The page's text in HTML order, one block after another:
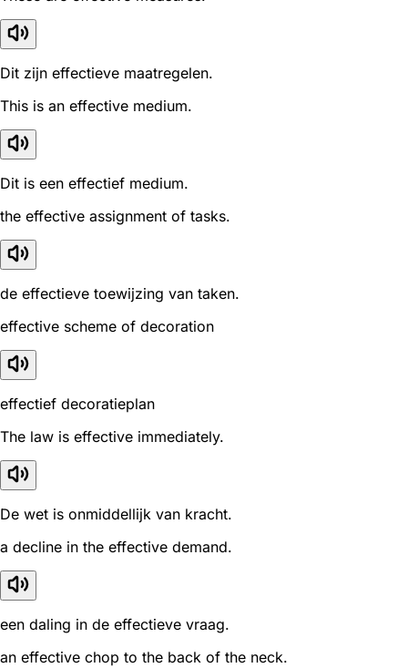
Dit zijn effectieve maatregelen.
This is an effective medium.
Dit is een effectief medium.
the effective assignment of tasks.
de effectieve toewijzing van taken.
effective scheme of decoration
effectief decoratieplan
The law is effective immediately.
De wet is onmiddellijk van kracht.
a decline in the effective demand.
een daling in de effectieve vraag.
an effective chop to the back of the neck.